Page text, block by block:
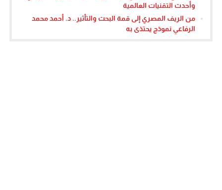
وأحدث التقنيات العالمية
من الريف المصري إلى قمة البحث والتأثير.. د. أحمد محمد
الرفاعي نموذج يحتذى به